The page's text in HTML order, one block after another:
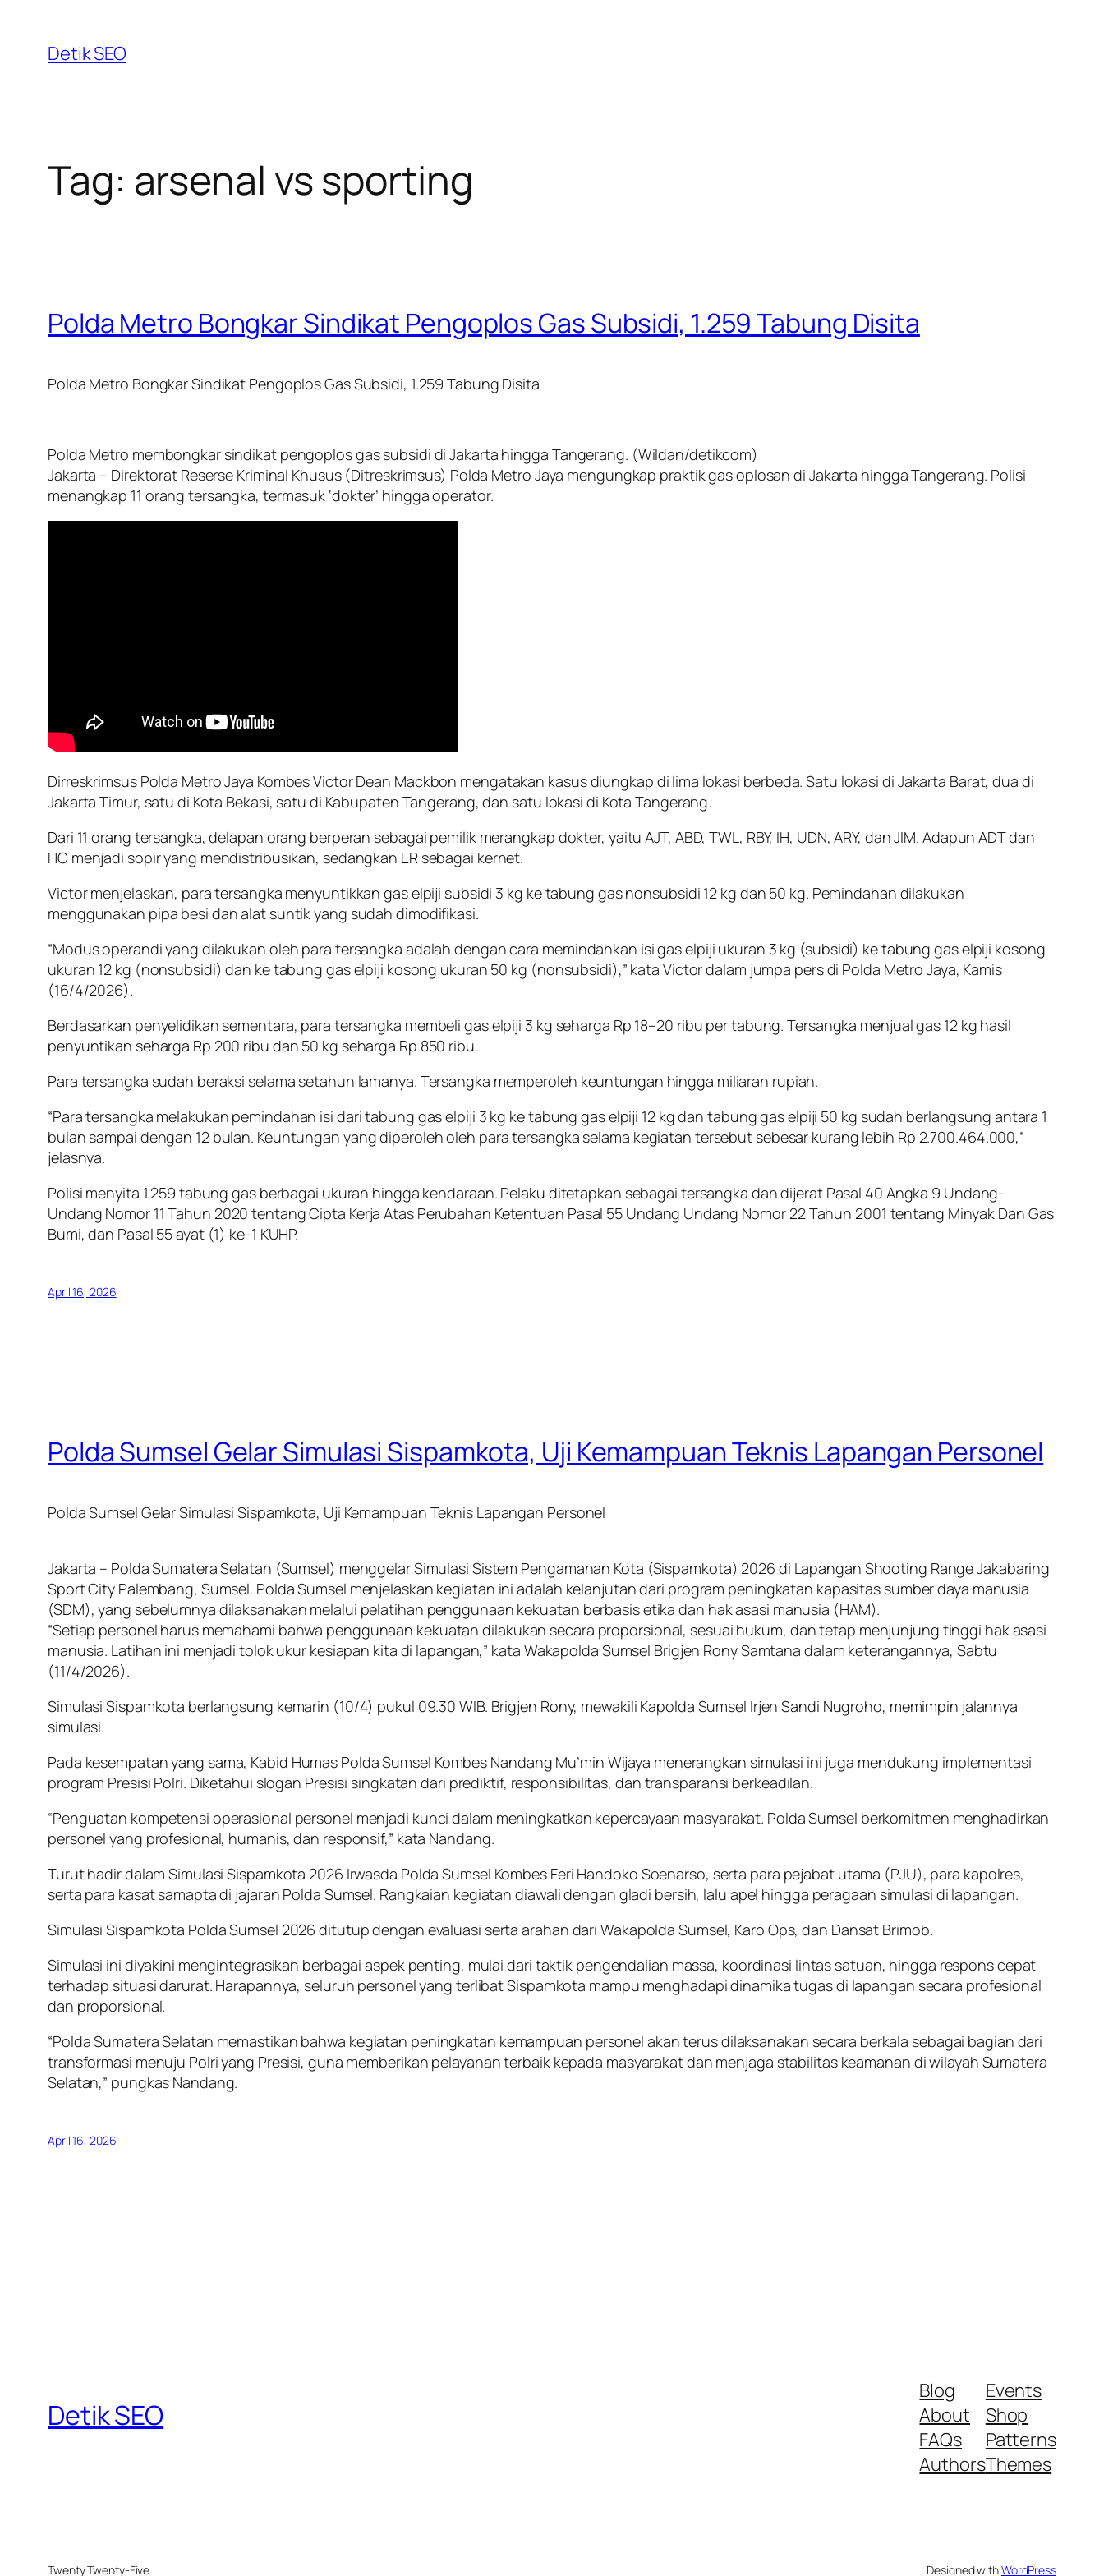
content
Detik SEO
Tag: arsenal vs sporting
Polda Metro Bongkar Sindikat Pengoplos Gas Subsidi, 1.259 Tabung Disita
Polda Metro Bongkar Sindikat Pengoplos Gas Subsidi, 1.259 Tabung Disita
Polda Metro membongkar sindikat pengoplos gas subsidi di Jakarta hingga Tangerang. (Wildan/detikcom)
Jakarta – Direktorat Reserse Kriminal Khusus (Ditreskrimsus) Polda Metro Jaya mengungkap praktik gas oplosan di Jakarta hingga Tangerang. Polisi
menangkap 11 orang tersangka, termasuk ‘dokter’ hingga operator.
Dirreskrimsus Polda Metro Jaya Kombes Victor Dean Mackbon mengatakan kasus diungkap di lima lokasi berbeda. Satu lokasi di Jakarta Barat, dua di
Jakarta Timur, satu di Kota Bekasi, satu di Kabupaten Tangerang, dan satu lokasi di Kota Tangerang.
Dari 11 orang tersangka, delapan orang berperan sebagai pemilik merangkap dokter, yaitu AJT, ABD, TWL, RBY, IH, UDN, ARY, dan JIM. Adapun ADT dan
HC menjadi sopir yang mendistribusikan, sedangkan ER sebagai kernet.
Victor menjelaskan, para tersangka menyuntikkan gas elpiji subsidi 3 kg ke tabung gas nonsubsidi 12 kg dan 50 kg. Pemindahan dilakukan
menggunakan pipa besi dan alat suntik yang sudah dimodifikasi.
“Modus operandi yang dilakukan oleh para tersangka adalah dengan cara memindahkan isi gas elpiji ukuran 3 kg (subsidi) ke tabung gas elpiji kosong
ukuran 12 kg (nonsubsidi) dan ke tabung gas elpiji kosong ukuran 50 kg (nonsubsidi),” kata Victor dalam jumpa pers di Polda Metro Jaya, Kamis
(16/4/2026).
Berdasarkan penyelidikan sementara, para tersangka membeli gas elpiji 3 kg seharga Rp 18–20 ribu per tabung. Tersangka menjual gas 12 kg hasil
penyuntikan seharga Rp 200 ribu dan 50 kg seharga Rp 850 ribu.
Para tersangka sudah beraksi selama setahun lamanya. Tersangka memperoleh keuntungan hingga miliaran rupiah.
“Para tersangka melakukan pemindahan isi dari tabung gas elpiji 3 kg ke tabung gas elpiji 12 kg dan tabung gas elpiji 50 kg sudah berlangsung antara 1
bulan sampai dengan 12 bulan. Keuntungan yang diperoleh oleh para tersangka selama kegiatan tersebut sebesar kurang lebih Rp 2.700.464.000,”
jelasnya.
Polisi menyita 1.259 tabung gas berbagai ukuran hingga kendaraan. Pelaku ditetapkan sebagai tersangka dan dijerat Pasal 40 Angka 9 Undang-
Undang Nomor 11 Tahun 2020 tentang Cipta Kerja Atas Perubahan Ketentuan Pasal 55 Undang Undang Nomor 22 Tahun 2001 tentang Minyak Dan Gas
Bumi, dan Pasal 55 ayat (1) ke-1 KUHP.
April 16, 2026
Polda Sumsel Gelar Simulasi Sispamkota, Uji Kemampuan Teknis Lapangan Personel
Polda Sumsel Gelar Simulasi Sispamkota, Uji Kemampuan Teknis Lapangan Personel
Jakarta – Polda Sumatera Selatan (Sumsel) menggelar Simulasi Sistem Pengamanan Kota (Sispamkota) 2026 di Lapangan Shooting Range Jakabaring
Sport City Palembang, Sumsel. Polda Sumsel menjelaskan kegiatan ini adalah kelanjutan dari program peningkatan kapasitas sumber daya manusia
(SDM), yang sebelumnya dilaksanakan melalui pelatihan penggunaan kekuatan berbasis etika dan hak asasi manusia (HAM).
“Setiap personel harus memahami bahwa penggunaan kekuatan dilakukan secara proporsional, sesuai hukum, dan tetap menjunjung tinggi hak asasi
manusia. Latihan ini menjadi tolok ukur kesiapan kita di lapangan,” kata Wakapolda Sumsel Brigjen Rony Samtana dalam keterangannya, Sabtu
(11/4/2026).
Simulasi Sispamkota berlangsung kemarin (10/4) pukul 09.30 WIB. Brigjen Rony, mewakili Kapolda Sumsel Irjen Sandi Nugroho, memimpin jalannya
simulasi.
Pada kesempatan yang sama, Kabid Humas Polda Sumsel Kombes Nandang Mu’min Wijaya menerangkan simulasi ini juga mendukung implementasi
program Presisi Polri. Diketahui slogan Presisi singkatan dari prediktif, responsibilitas, dan transparansi berkeadilan.
“Penguatan kompetensi operasional personel menjadi kunci dalam meningkatkan kepercayaan masyarakat. Polda Sumsel berkomitmen menghadirkan
personel yang profesional, humanis, dan responsif,” kata Nandang.
Turut hadir dalam Simulasi Sispamkota 2026 Irwasda Polda Sumsel Kombes Feri Handoko Soenarso, serta para pejabat utama (PJU), para kapolres,
serta para kasat samapta di jajaran Polda Sumsel. Rangkaian kegiatan diawali dengan gladi bersih, lalu apel hingga peragaan simulasi di lapangan.
Simulasi Sispamkota Polda Sumsel 2026 ditutup dengan evaluasi serta arahan dari Wakapolda Sumsel, Karo Ops, dan Dansat Brimob.
Simulasi ini diyakini mengintegrasikan berbagai aspek penting, mulai dari taktik pengendalian massa, koordinasi lintas satuan, hingga respons cepat
terhadap situasi darurat. Harapannya, seluruh personel yang terlibat Sispamkota mampu menghadapi dinamika tugas di lapangan secara profesional
dan proporsional.
“Polda Sumatera Selatan memastikan bahwa kegiatan peningkatan kemampuan personel akan terus dilaksanakan secara berkala sebagai bagian dari
transformasi menuju Polri yang Presisi, guna memberikan pelayanan terbaik kepada masyarakat dan menjaga stabilitas keamanan di wilayah Sumatera
Selatan,” pungkas Nandang.
April 16, 2026
Detik SEO
Blog
About
FAQs
Authors
Events
Shop
Patterns
Themes
Twenty Twenty-Five Designed withWordPress